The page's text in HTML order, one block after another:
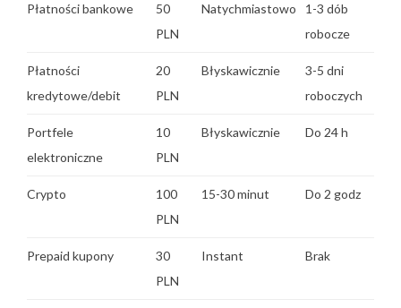
Płatności bankowe
50
PLN
Natychmiastowo
1-3 dób
robocze
Płatności
kredytowe/debit
20
PLN
Błyskawicznie
3-5 dni
roboczych
Portfele
elektroniczne
10
PLN
Błyskawicznie Do 24 h
Crypto
100
PLN
15-30 minut Do 2 godz
Prepaid kupony
30
PLN
Instant Brak